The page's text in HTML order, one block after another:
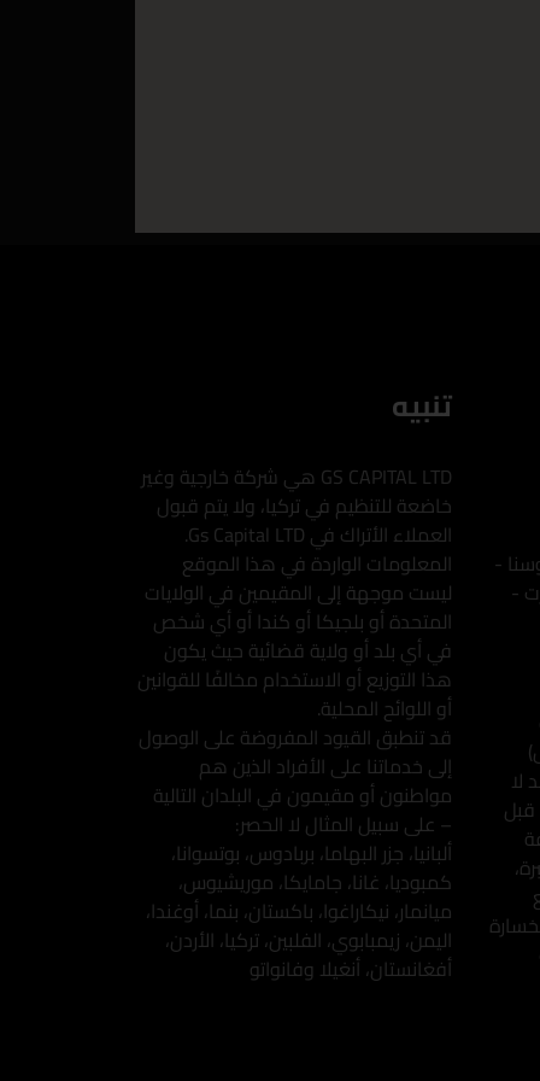
-
-
لا
تنبيه
GS CAPITAL LTD هي شركة خارجية وغير
خاضعة للتنظيم في تركيا، ولا يتم قبول
العملاء الأتراك في Gs Capital LTD.
المعلومات الواردة في هذا الموقع
ليست موجهة إلى المقيمين في الولايات
المتحدة أو بلجيكا أو كندا أو أي شخص
في أي بلد أو ولاية قضائية حيث يكون
هذا التوزيع أو الاستخدام مخالفًا للقوانين
أو اللوائح المحلية.
قد تنطبق القيود المفروضة على الوصول
إلى خدماتنا على الأفراد الذين هم
مواطنون أو مقيمون في البلدان التالية
– على سبيل المثال لا الحصر:
ألبانيا، جزر البهاما، بربادوس، بوتسوانا،
كمبوديا، غانا، جامايكا، موريشيوس،
ميانمار، نيكاراغوا، باكستان، بنما، أوغندا،
اليمن، زيمبابوي، الفلبين، تركيا، الأردن،
أفغانستان، أنغيلا وفانواتو